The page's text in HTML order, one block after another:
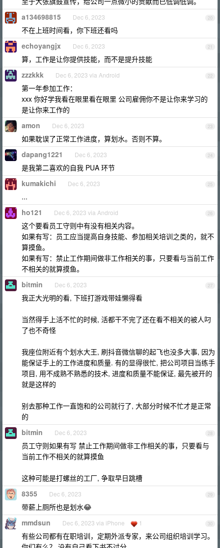
20
a134698815 Dec 6, 2023
不在上班时间看，你下班还看吗
21
echoyangjx Dec 6, 2023
算，工作是让你提供技能，而不是提升技能
22
zzzkkk Dec 6, 2023 via Android
第一年参加工作：
xxx 你好学我看在眼里看在眼里 公司雇佣你不是让你来学习的
是让你来工作的
23
amon Dec 6, 2023
如果耽误了正常工作进度，算划水。否则不算。
24
dapang1221 Dec 6, 2023
是我第二喜欢的自我 PUA 环节
25
kumakichi Dec 6, 2023
...
26
ho121 Dec 6, 2023 via Android
这个要看员工守则中有没有相关内容。
如果有写：员工应当提高自身技能、参加相关培训之类的，就不
算摸鱼。
如果有写：禁止工作期间做非工作相关的事，只要看与当前工作
不相关的就算摸鱼。
27
bitmin Dec 6, 2023
我正大光明的看, 下班打游戏带娃懒得看
当然得手上活不忙的时候, 活都干不完了还在看不相关的被人叼
了也不奇怪
我座位附近有个划水大王, 刷抖音微信聊的起飞也没多大事, 因为
能保证手上的工作进度和质量. 有的显得很忙, 把公司项目当练手
项目, 用不成熟不熟悉的技术, 进度和质量不能保证, 最先被开的
就是这样的
别去那种工作一直饱和的公司就行了, 大部分时候不忙才是正常
的
28
bitmin Dec 6, 2023
员工守则如果有写 禁止工作期间做非工作相关的事，只要看与
当前工作不相关的就算摸鱼
这种可能是打螺丝的工厂, 争取早日跳槽
29
8355 Dec 6, 2023
带薪上厕所也是划水😂
30
mmdsun Dec 6, 2023 via iPhone 1
有些公司都有在职培训，定期外派专家，来公司组织培训学习。